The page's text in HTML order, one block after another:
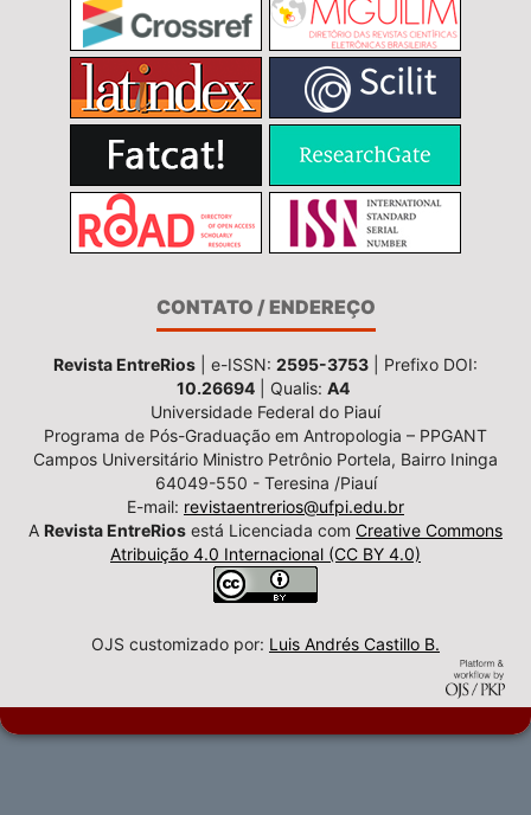
CONTATO / ENDEREÇO
Revista EntreRios | e-ISSN: 2595-3753 | Prefixo DOI:
10.26694 | Qualis: A4
Universidade Federal do Piauí
Programa de Pós-Graduação em Antropologia – PPGANT
Campos Universitário Ministro Petrônio Portela, Bairro Ininga
64049-550 - Teresina /Piauí
E-mail: revistaentrerios@ufpi.edu.br
A Revista EntreRios está Licenciada com Creative Commons
Atribuição 4.0 Internacional (CC BY 4.0)
OJS customizado por: Luis Andrés Castillo B.